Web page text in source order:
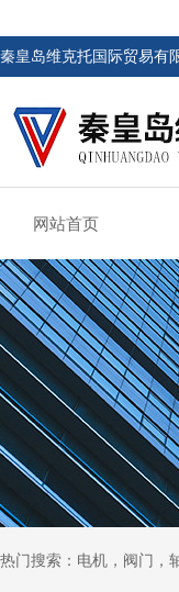
秦皇岛维克托国际贸易有
网站首页
热门搜索：电机，阀门，